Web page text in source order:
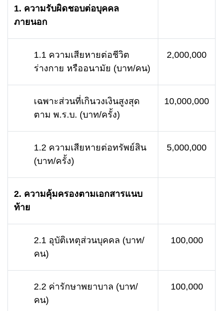
1. ความรับผิดชอบต่อบุคคล
ภายนอก
1.1 ความเสียหายต่อชีวิต
ร่างกาย หรืออนามัย (บาท/คน)
2,000,000
เฉพาะส่วนที่เกินวงเงินสูงสุด
ตาม พ.ร.บ. (บาท/ครั้ง)
10,000,000
1.2 ความเสียหายต่อทรัพย์สิน
(บาท/ครั้ง)
5,000,000
2. ความคุ้มครองตามเอกสารแนบ
ท้าย
2.1 อุบัติเหตุส่วนบุคคล (บาท/
คน)
100,000
2.2 ค่ารักษาพยาบาล (บาท/
คน)
100,000